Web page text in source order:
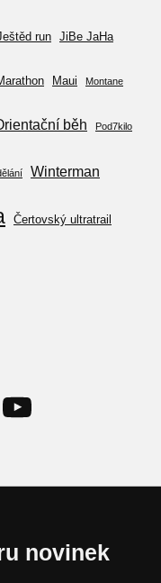
run JiBe JaHa
Maui Montane
běh Pod7kilo
Winterman
Čertovský ultratrail
novinek